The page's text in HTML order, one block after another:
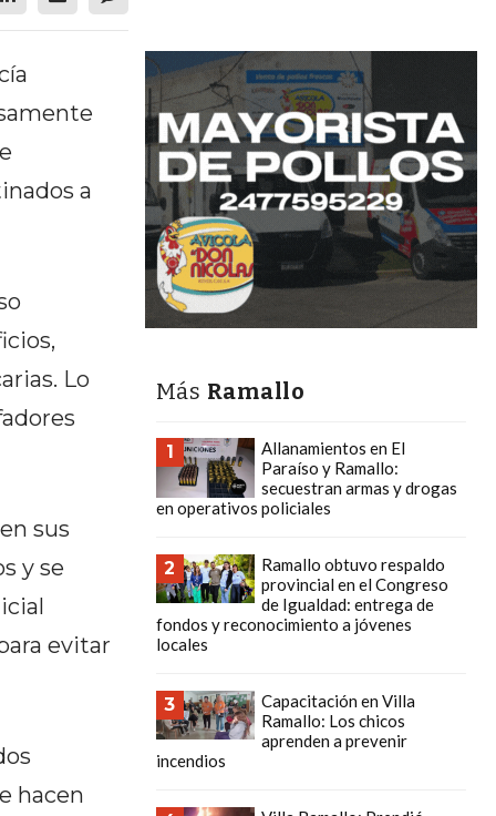
a
Lo
sus
y se
evitar
hacen
Más Ramallo
1
Allanamientos en El
Paraíso y Ramallo:
secuestran armas y drogas
en operativos policiales
2
Ramallo obtuvo respaldo
provincial en el Congreso
de Igualdad: entrega de
fondos y reconocimiento a jóvenes
locales
3
Capacitación en Villa
Ramallo: Los chicos
aprenden a prevenir
incendios